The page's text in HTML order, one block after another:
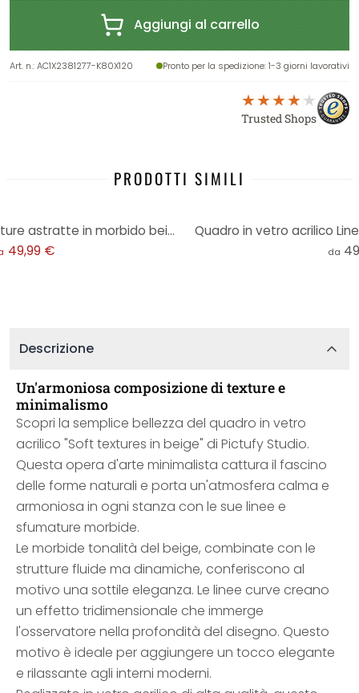
Aggiungi al carrello
Art. n.:AC1X2381277-K80X120 Pronto per la spedizione: 1-3 giorni lavorativi
Trusted Shops
PRODOTTI SIMILI
Stampa su vetro acrilico Strutture astratte in morbido beige - Böhmer
49,99 €
Quadro in vetro acrilico
da
Descrizione
Un'armoniosa composizione di texture e
minimalismo
Scopri la semplice bellezza del quadro in vetro
acrilico "Soft textures in beige" di Pictufy Studio.
Questa opera d'arte minimalista cattura il fascino
delle forme naturali e porta un'atmosfera calma e
armoniosa in ogni stanza con le sue linee e
sfumature morbide.
Le morbide tonalità del beige, combinate con le
strutture fluide ma dinamiche, conferiscono al
motivo una sottile eleganza. Le linee curve creano
un effetto tridimensionale che immerge
l'osservatore nella profondità del disegno. Questo
motivo è ideale per aggiungere un tocco elegante
e rilassante agli interni moderni.